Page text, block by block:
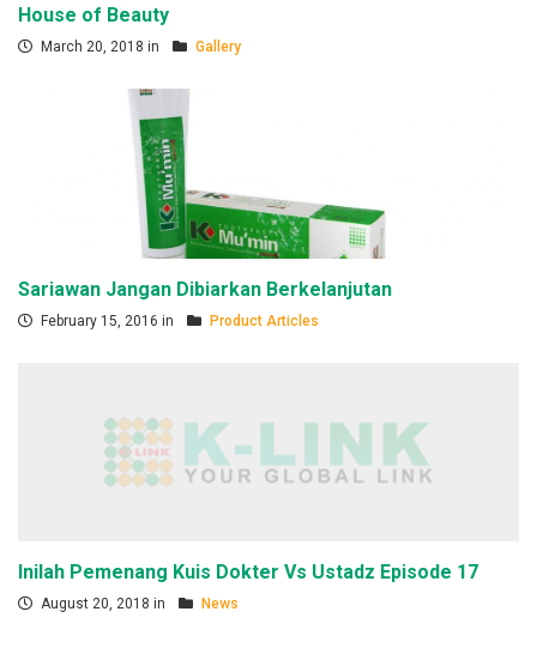
House of Beauty
March 20, 2018 in Gallery
Sariawan Jangan Dibiarkan Berkelanjutan
February 15, 2016 in Product Articles
Inilah Pemenang Kuis Dokter Vs Ustadz Episode 17
August 20, 2018 in News